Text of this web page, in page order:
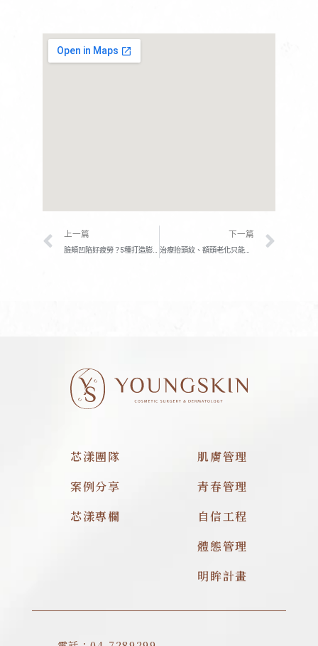
上一頁
上一篇
臉頰凹陷好疲勞？5種打造膨潤臉頰的醫美，擺脫苦命面相
下一篇
治療抬頭紋、額頭老化只能打肉毒桿菌？當心一錯誤打完更垂！
芯漾團隊
案例分享
芯漾專欄
肌膚管理
青春管理
自信工程
體態管理
明眸計畫